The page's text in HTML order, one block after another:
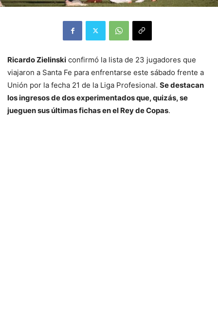
Ricardo Zielinski confirmó la lista de 23 jugadores que
viajaron a Santa Fe para enfrentarse este sábado frente a
Unión por la fecha 21 de la Liga Profesional. Se destacan
los ingresos de dos experimentados que, quizás, se
jueguen sus últimas fichas en el Rey de Copas.